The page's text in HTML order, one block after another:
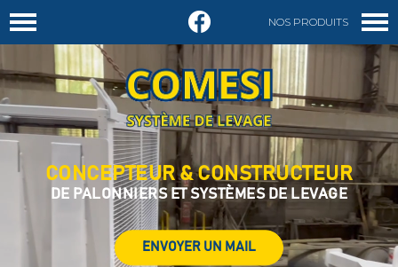
NOS PRODUITS
DEMANDER UN DEVIS
CONCEPTEUR & CONSTRUCTEUR
DE PALONNIERS ET SYSTÈMES DE LEVAGE
ENVOYER UN MAIL